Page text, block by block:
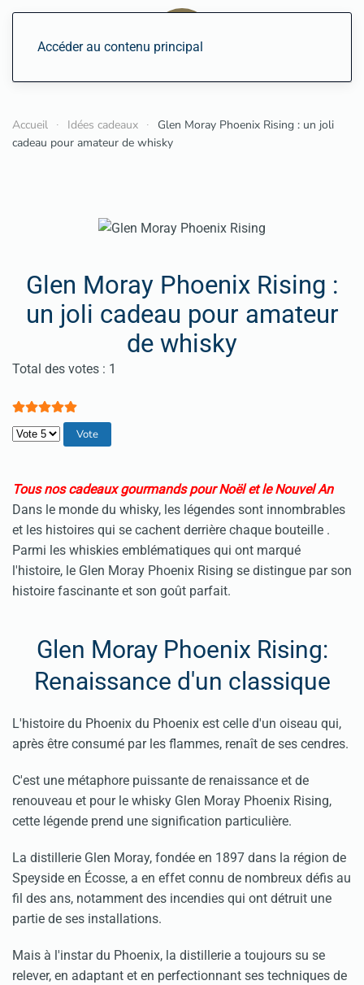
Accéder au contenu principal
Accueil Idées cadeaux
Glen Moray Phoenix Rising : un joli
cadeau pour amateur de whisky
Glen Moray Phoenix Rising :
un joli cadeau pour amateur
de whisky
Vote utilisateur:5/
Total des votes : 1
Veuillez voter
Tous nos cadeaux gourmands pour Noël et le Nouvel An
Dans le monde du whisky, les légendes sont innombrables
et les histoires qui se cachent derrière chaque bouteille .
Parmi les whiskies emblématiques qui ont marqué
l'histoire, le Glen Moray Phoenix Rising se distingue par son
histoire fascinante et son goût parfait.
Glen Moray Phoenix Rising:
Renaissance d'un classique
L'histoire du Phoenix du Phoenix est celle d'un oiseau qui,
après être consumé par les flammes, renaît de ses cendres.
C'est une métaphore puissante de renaissance et de
renouveau et pour le whisky Glen Moray Phoenix Rising,
cette légende prend une signification particulière.
La distillerie Glen Moray, fondée en 1897 dans la région de
Speyside en Écosse, a en effet connu de nombreux défis au
fil des ans, notamment des incendies qui ont détruit une
partie de ses installations.
Mais à l'instar du Phoenix, la distillerie a toujours su se
relever, en adaptant et en perfectionnant ses techniques de